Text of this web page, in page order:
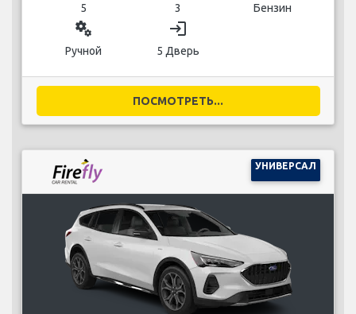
5 3 Бензин
miscellaneous_services
Ручной
login
5 Дверь
ПОСМОТРЕТЬ...
УНИВЕРСАЛ